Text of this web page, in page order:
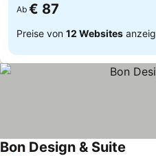
Ab € 87
Preise von 12 Websites
Bon Design & Suite